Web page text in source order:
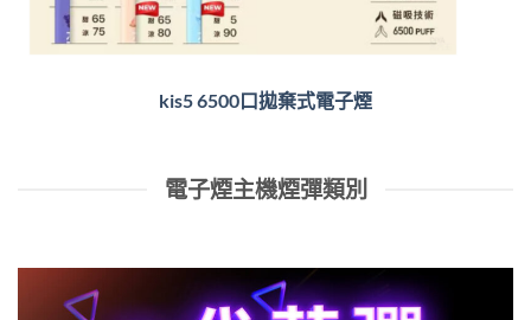
kis5 6500口拋棄式電子煙
電子煙主機煙彈類別